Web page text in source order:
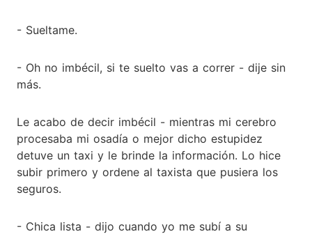
- Sueltame.
- Oh no imbécil, si te suelto vas a correr - dije sin
más.
Le acabo de decir imbécil - mientras mi cerebro
procesaba mi osadía o mejor dicho estupidez
detuve un taxi y le brinde la información. Lo hice
subir primero y ordene al taxista que pusiera los
seguros.
- Chica lista - dijo cuando yo me subí a su